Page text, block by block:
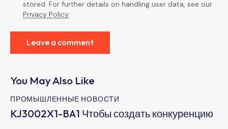
stored. For further details on handling user data, see our
Privacy Policy.
You May Also Like
ПРОМЫШЛЕННЫЕ НОВОСТИ
KJ3002X1-BA1 Чтобы создать конкуренцию